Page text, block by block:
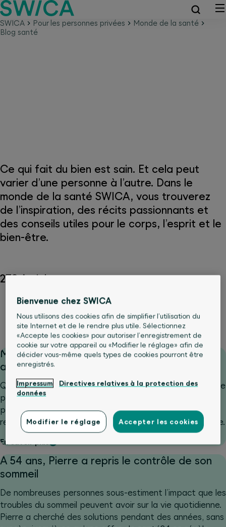
SWICA Pour les personnes privées
Monde de la santé
Blog santé
Ce qui fait du bien est sain. Et cela peut
varier d’une personne à l’autre. Dans le
monde de la santé SWICA, vous trouverez
de l’inspiration, des récits passionnants et
des conseils utiles pour le corps, l’esprit et le
bien-être.
278 Articles
Alimentation Corps
Mouvement & Sport
Psyché et bien-être
Services médicaux
Malade pendant les vacances: attendre ou
aller consulter?
Que faire si l’on tombe malade à l’étranger et que l’on ne
peut pas estimer la gravité de la situation? C’est
précisément dans ces moments-là qu’une
recommandation rapide de santé24 peut être précieuse.
En savoir plus
À 54 ans, Pierre a repris le contrôle de son
sommeil
De nombreuses personnes sous-estiment l’impact que les
troubles du sommeil peuvent avoir sur la vie quotidienne.
Pierre a cherché des solutions pendant des années, sans
Bienvenue chez SWICA
Nous utilisons des cookies afin de simplifier l’utilisation du
site Internet et de le rendre plus utile. Sélectionnez
«Accepte les cookies» pour autoriser l’enregistrement de
cookie sur votre appareil ou «Modifier le réglage» afin de
décider vous-même quels types de cookies pourront être
enregistrés.
Impressum
Directives relatives à la protection des
données
Modifier le réglage Accepter les cookies